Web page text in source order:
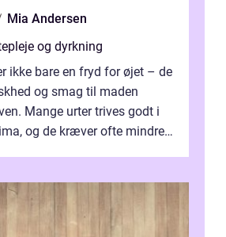
Mia Andersen
og dyrkning
ikke bare en fryd for øjet – de
og smag til maden
Mange urter trives godt i
og de kræver ofte mindre